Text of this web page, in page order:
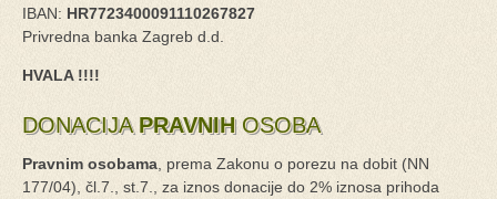
IBAN: HR7723400091110267827
Privredna banka Zagreb d.d.
HVALA !!!!
DONACIJA PRAVNIH OSOBA
Pravnim osobama , prema Zakonu o porezu na dobit (NN
177/04), čl.7., st.7., za iznos donacije do 2% iznosa prihoda